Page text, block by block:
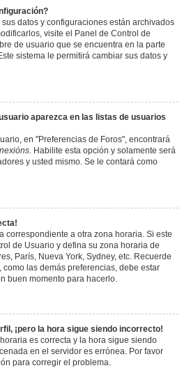
datos y configuraciones están archivados
visite el Panel de Control de
de usuario que se encuentra en la parte
sistema le permitirá cambiar sus datos y
aparezca en las listas de usuarios
en "Preferencias de Foros", encontrará
. Habilite esta opción y solamente será
y usted mismo. Se le contará como
correspondiente a otra zona horaria. Si este
de Usuario y defina su zona horaria de
París, Nueva York, Sydney, etc. Recuerde
las demás preferencias, debe estar
buen momento para hacerlo.
¡pero la hora sigue siendo incorrecto!
es correcta y la hora sigue siendo
en el servidor es errónea. Por favor
para corregir el problema.